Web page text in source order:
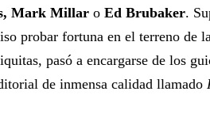
Mark Millar o Ed Brubaker.
probar fortuna en el terreno de
pasó a encargarse de los
de inmensa calidad llamado